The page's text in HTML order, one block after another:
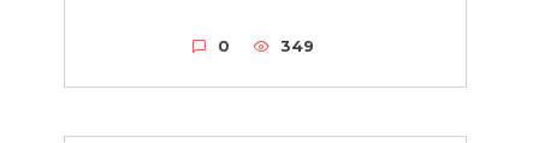
0 349